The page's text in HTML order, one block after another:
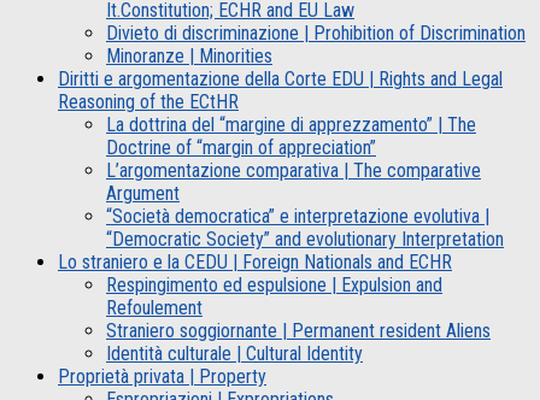
It.Constitution; ECHR and EU Law
Divieto di discriminazione | Prohibition of Discrimination
Minoranze | Minorities
Diritti e argomentazione della Corte EDU | Rights and Legal
Reasoning of the ECtHR
La dottrina del “margine di apprezzamento” | The
Doctrine of “margin of appreciation”
L’argomentazione comparativa | The comparative
Argument
“Società democratica” e interpretazione evolutiva |
“Democratic Society” and evolutionary Interpretation
Lo straniero e la CEDU | Foreign Nationals and ECHR
Respingimento ed espulsione | Expulsion and
Refoulement
Straniero soggiornante | Permanent resident Aliens
Identità culturale | Cultural Identity
Proprietà privata | Property